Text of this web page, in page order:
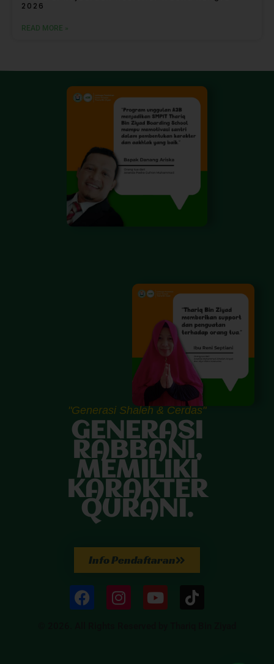
2026
READ MORE »
"Generasi Shaleh & Cerdas"
GENERASI
RABBANI,
MEMILIKI
KARAKTER
QURANI.
Info Pendaftaran